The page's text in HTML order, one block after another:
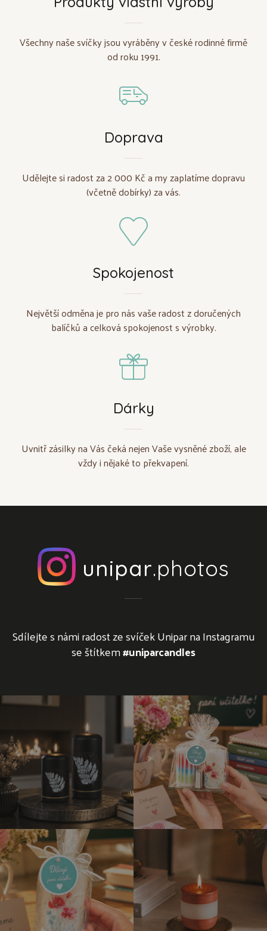
Všechny naše svíčky jsou vyráběny v české rodinné firmě
od roku 1991.
Doprava
Udělejte si radost za 2 000 Kč a my zaplatíme dopravu
(včetně dobírky) za vás.
Spokojenost
Největší odměna je pro nás vaše radost z doručených
balíčků a celková spokojenost s výrobky.
Dárky
Uvnitř zásilky na Vás čeká nejen Vaše vysněné zboží, ale
vždy i nějaké to překvapení.
unipar.photos
Sdílejte s námi radost ze svíček Unipar na Instagramu
se štítkem#uniparcandles